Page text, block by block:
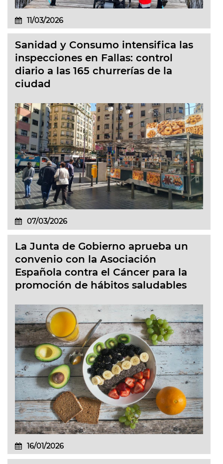
11/03/2026
Sanidad y Consumo intensifica las
inspecciones en Fallas: control
diario a las 165 churrerías de la
ciudad
07/03/2026
La Junta de Gobierno aprueba un
convenio con la Asociación
Española contra el Cáncer para la
promoción de hábitos saludables
16/01/2026